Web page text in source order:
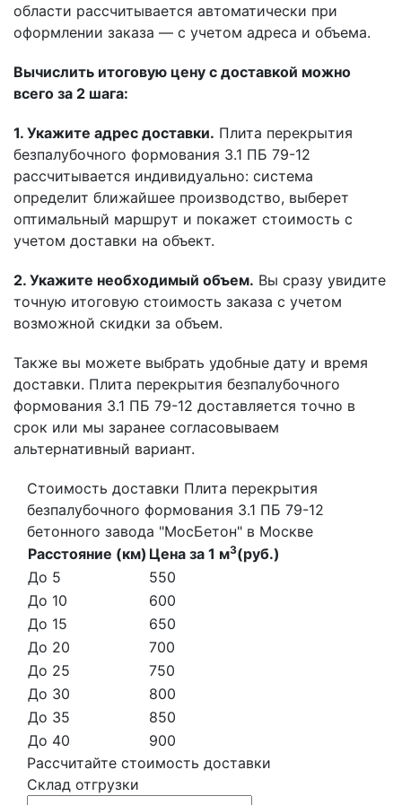
области рассчитывается автоматически при
оформлении заказа — с учетом адреса и объема.
Вычислить итоговую цену с доставкой можно
всего за 2 шага:
1. Укажите адрес доставки. Плита перекрытия
безпалубочного формования 3.1 ПБ 79-12
рассчитывается индивидуально: система
определит ближайшее производство, выберет
оптимальный маршрут и покажет стоимость с
учетом доставки на объект.
2. Укажите необходимый объем. Вы сразу увидите
точную итоговую стоимость заказа с учетом
возможной скидки за объем.
Также вы можете выбрать удобные дату и время
доставки. Плита перекрытия безпалубочного
формования 3.1 ПБ 79-12 доставляется точно в
срок или мы заранее согласовываем
альтернативный вариант.
Стоимость доставки Плита перекрытия
безпалубочного формования 3.1 ПБ 79-12
бетонного завода "МосБетон" в Москве
Расстояние (км) Цена за 1 м3(руб.)
До 5
550
До 10
600
До 15
650
До 20
700
До 25
750
До 30
800
До 35
850
До 40
900
Рассчитайте стоимость доставки
Склад отгрузки